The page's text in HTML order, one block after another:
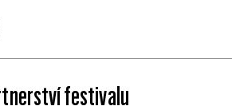
festivalu